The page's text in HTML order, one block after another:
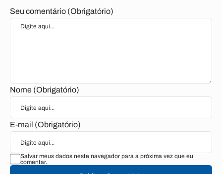
Seu comentário (Obrigatório)
Nome (Obrigatório)
E-mail (Obrigatório)
Salvar meus dados neste navegador para a próxima vez que eu
comentar.